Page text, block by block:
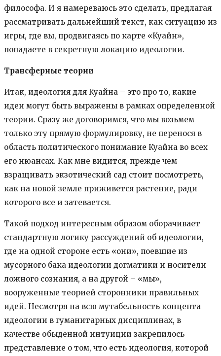
философа. И я намереваюсь это сделать, предлагая
рассматривать дальнейший текст, как ситуацию из
игры, где вы, продвигаясь по карте «Куайн»,
попадаете в секретную локацию идеологии.
Трансферные теории
Итак, идеология для Куайна – это про то, какие
идеи могут быть выражены в рамках определенной
теории. Сразу же договоримся, что мы возьмем
только эту прямую формулировку, не перенося в
область политического понимание Куайна во всех
его нюансах. Как мне видится, прежде чем
взращивать экзотический сад стоит посмотреть,
как на новой земле приживется растение, ради
которого все и затевается.
Такой подход интересным образом оборачивает
стандартную логику рассуждений об идеологии,
где на одной стороне есть «они», поевшие из
мусорного бака идеологии догматики и носители
ложного сознания, а на другой – «мы»,
вооруженные теорией сторонники правильных
идей. Несмотря на всю мутабельность концепта
идеологии в гуманитарных дисциплинах, в
качестве обыденной интуиции закрепилось
представление о том, что есть идеология, которой